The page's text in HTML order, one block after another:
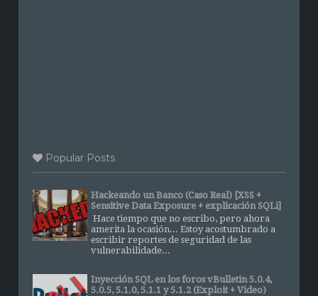
Popular Posts
Hackeando un Banco (Caso Real) [XSS +
Sensitive Data Exposure + explicación SQLi]
Hace tiempo que no escribo, pero ahora
amerita la ocasión... Estoy acostumbrado a
escribir reportes de seguridad de las
vulnerabilidade...
Inyección SQL en los foros vBulletin 5.0.4,
5.0.5, 5.1.0, 5.1.1 y 5.1.2 (Exploit + Video)